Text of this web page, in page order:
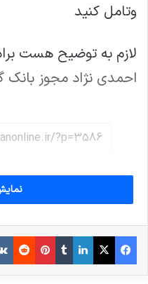
وتامل کنید
لازم به توضیح هست
احمدی نژاد مجوز بانک
فیس بوک X لینکدین
‫تامبلر‫پین‌ترست